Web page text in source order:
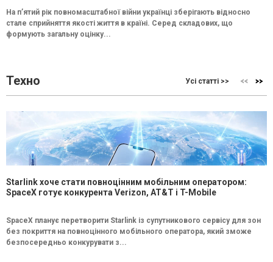
На п’ятий рік повномасштабної війни українці зберігають відносно
стале сприйняття якості життя в країні. Серед складових, що
формують загальну оцінку...
Техно Усі статті >>
Starlink хоче стати повноцінним мобільним оператором:
SpaceX готує конкурента Verizon, AT&T і T-Mobile
SpaceX планує перетворити Starlink із супутникового сервісу для зон
без покриття на повноцінного мобільного оператора, який зможе
безпосередньо конкурувати з...